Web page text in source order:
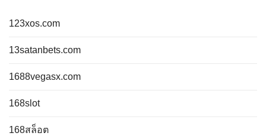
123xos.com
13satanbets.com
1688vegasx.com
168slot
168สล็อต